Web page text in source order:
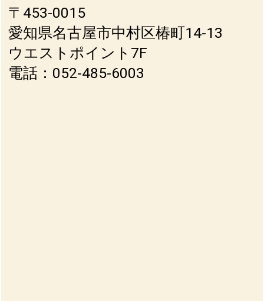
〒453-0015
愛知県名古屋市中村区椿町14-13
ウエストポイント7F
電話：052-485-6003